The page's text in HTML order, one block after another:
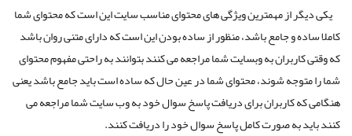
یکی دیگر از مهمترین ویژگی های محتوای مناسب سایت این است که محتوای شما
کاملا ساده و جامع باشد، منظور از ساده بودن این است که دارای متنی روان باشد
که وقتی کاربران به وبسایت شما مراجعه می کنند بتوانند به راحتی مفهوم محتوای
شما را متوجه شوند، محتوای شما در عین حال که ساده است باید جامع باشد یعنی
هنگامی که کاربران برای دریافت پاسخ سوال خود به وب سایت شما مراجعه می
کنند باید به صورت کامل پاسخ سوال خود را دریافت کنند.